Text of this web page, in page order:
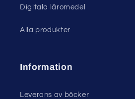
Digitala läromedel
Alla produkter
Information
Leverans av böcker